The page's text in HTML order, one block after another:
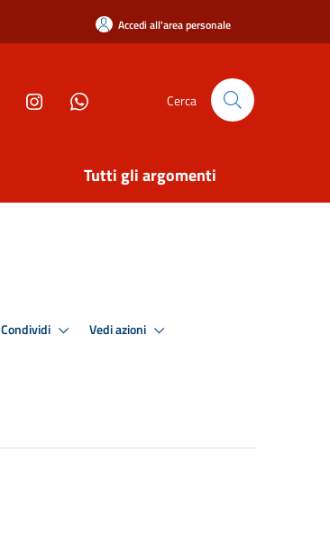
Accedi all'area personale
Cerca
Tutti gli argomenti
Condividi Vedi azioni